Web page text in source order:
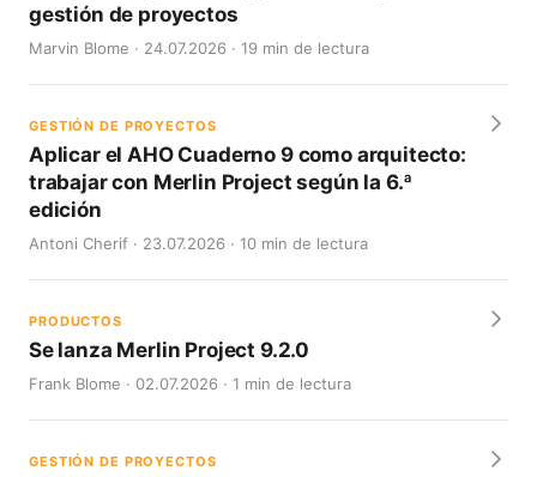
gestión de proyectos
Marvin Blome · 24.07.2026 · 19 min de lectura
GESTIÓN DE PROYECTOS
Aplicar el AHO Cuaderno 9 como arquitecto:
trabajar con Merlin Project según la 6.ª
edición
Antoni Cherif · 23.07.2026 · 10 min de lectura
PRODUCTOS
Se lanza Merlin Project 9.2.0
Frank Blome · 02.07.2026 · 1 min de lectura
GESTIÓN DE PROYECTOS